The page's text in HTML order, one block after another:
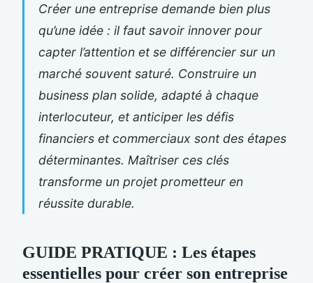
Créer une entreprise demande bien plus
qu’une idée : il faut savoir innover pour
capter l’attention et se différencier sur un
marché souvent saturé. Construire un
business plan solide, adapté à chaque
interlocuteur, et anticiper les défis
financiers et commerciaux sont des étapes
déterminantes. Maîtriser ces clés
transforme un projet prometteur en
réussite durable.
GUIDE PRATIQUE : Les étapes
essentielles pour créer son entreprise